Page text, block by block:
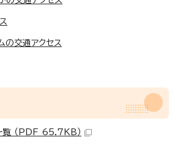
の交通アクセス
覧 （PDF 65.7KB）